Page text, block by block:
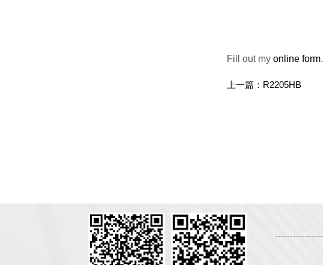
Fill out my online form.
上一篇： R2205HB